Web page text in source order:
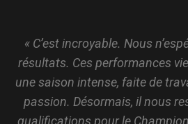
résultats. Ces performances
une saison intense, faite de
passion. Désormais, il nous
qualifications pour le
équipe et surtout, à préparer